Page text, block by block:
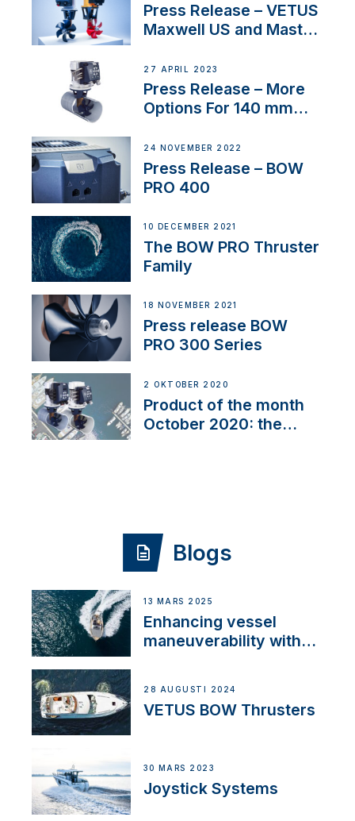
Press Release – VETUS
Maxwell US and Mastry
Thruster Installation
Program
27 APRIL 2023
Press Release – More
Options For 140 mm
24 NOVEMBER 2022
Press Release – BOW
PRO 400
10 DECEMBER 2021
The BOW PRO Thruster
Family
18 NOVEMBER 2021
Press release BOW
PRO 300 Series
2 OKTOBER 2020
Product of the month
October 2020: the
Blogs
13 MARS 2025
Enhancing vessel
maneuverability with
28 AUGUSTI 2024
VETUS BOW Thrusters
30 MARS 2023
Joystick Systems